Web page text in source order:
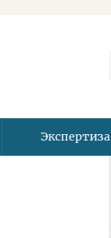
Экспертиза